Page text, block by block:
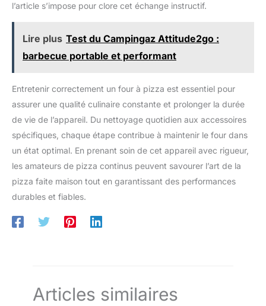
les pique-niques, les réunions de jardin, etc., pour protéger
l’article s’impose pour clore cet échange instructif.
Lire plus Test du Campingaz Attitude2go :
barbecue portable et performant
Entretenir correctement un four à pizza est essentiel pour
assurer une qualité culinaire constante et prolonger la durée
de vie de l’appareil. Du nettoyage quotidien aux accessoires
spécifiques, chaque étape contribue à maintenir le four dans
un état optimal. En prenant soin de cet appareil avec rigueur,
les amateurs de pizza continus peuvent savourer l’art de la
pizza faite maison tout en garantissant des performances
durables et fiables.
Articles similaires